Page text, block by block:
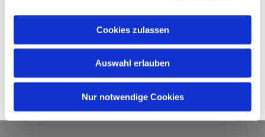
Cookies zulassen
Auswahl erlauben
Nur notwendige Cookies